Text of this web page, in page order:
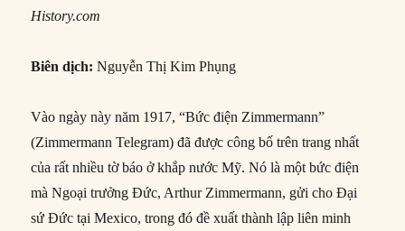
History.com
Biên dịch: Nguyễn Thị Kim Phụng
Vào ngày này năm 1917, “Bức điện Zimmermann”
(Zimmermann Telegram) đã được công bố trên trang nhất
của rất nhiều tờ báo ở khắp nước Mỹ. Nó là một bức điện
mà Ngoại trưởng Đức, Arthur Zimmermann, gửi cho Đại
sứ Đức tại Mexico, trong đó đề xuất thành lập liên minh